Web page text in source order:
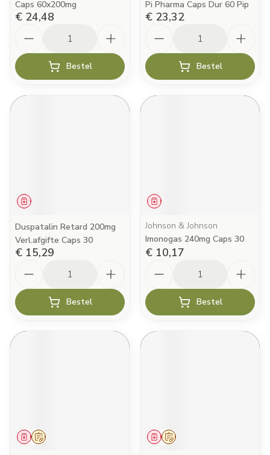
Caps 60x200mg
€ 24,48
Bestel
Pi Pharma Caps Dur 60 Pip
€ 23,32
Bestel
Geneesmiddel
Duspatalin Retard 200mg
Verl.afgifte Caps 30
€ 15,29
Bestel
Geneesmiddel
Johnson & Johnson
Imonogas 240mg Caps 30
€ 10,17
Bestel
Op voorschrift
Geneesmiddel Op voorschrift
Geneesmiddel